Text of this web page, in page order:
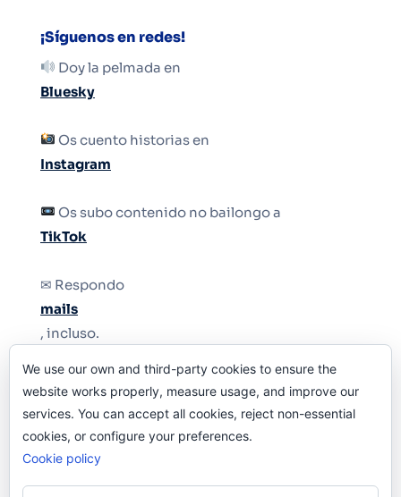
¡Síguenos en redes!
Doy la pelmada en
Bluesky
Os cuento historias en
Instagram
Os subo contenido no bailongo a
TikTok
✉ Respondo
mails
, incluso.
Y si una persona no puede tener teléfono, que
le quiten el teléfono.
We use our own and third-party cookies to ensure the
website works properly, measure usage, and improve our
services. You can accept all cookies, reject non-essential
cookies, or configure your preferences.
Cookie policy